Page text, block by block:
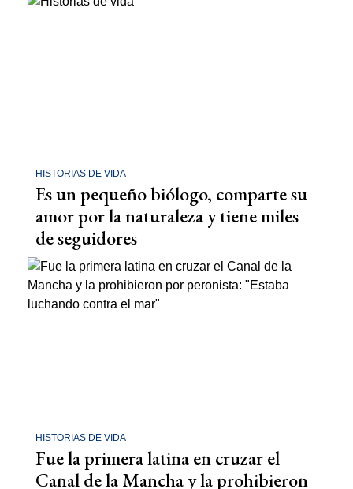
HISTORIAS DE VIDA
Es un pequeño biólogo, comparte su
amor por la naturaleza y tiene miles
de seguidores
HISTORIAS DE VIDA
Fue la primera latina en cruzar el
Canal de la Mancha y la prohibieron